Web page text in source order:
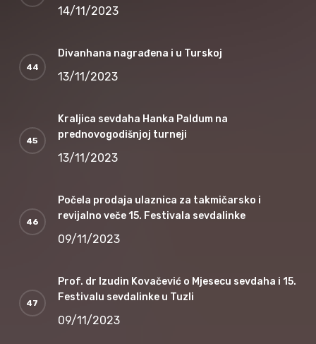
14/11/2023
Divanhana nagrađena i u Turskoj
13/11/2023
Kraljica sevdaha Hanka Paldum na
prednovogodišnjoj turneji
13/11/2023
Počela prodaja ulaznica za takmičarsko i
revijalno veče 15. Festivala sevdalinke
09/11/2023
Prof. dr Izudin Kovačević o Mjesecu sevdaha i 15.
Festivalu sevdalinke u Tuzli
09/11/2023